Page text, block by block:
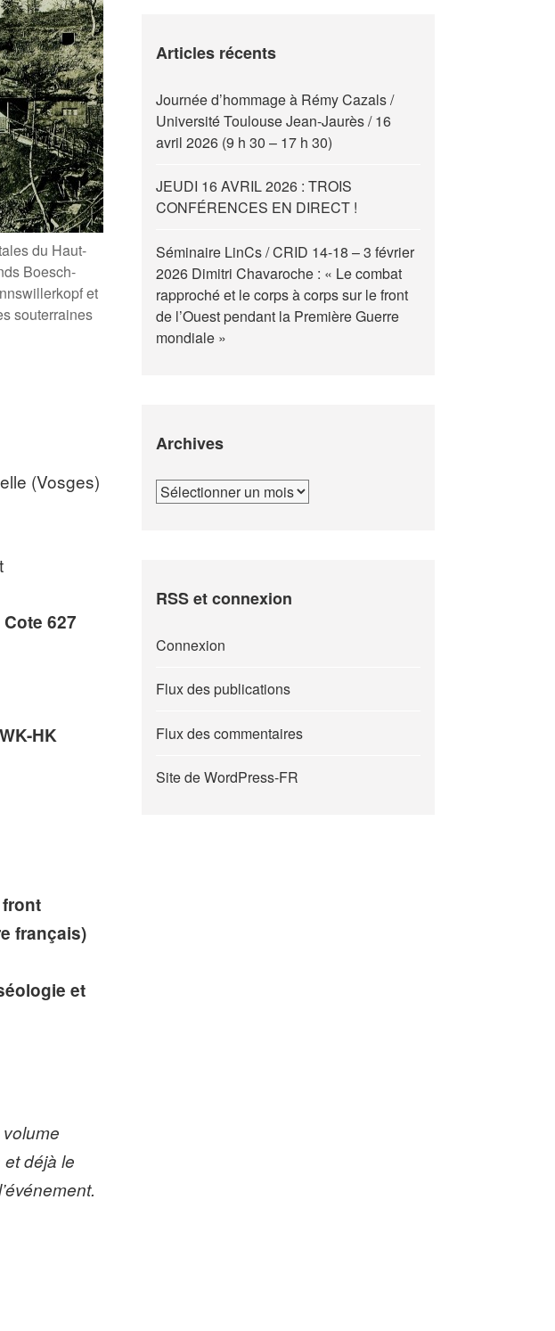
du Haut-
Boesch-
et
souterraines
(Vosges)
627
HK
français)
et
déjà le
Articles récents
Journée d’hommage à Rémy Cazals /
Université Toulouse Jean-Jaurès / 16
avril 2026 (9 h 30 – 17 h 30)
JEUDI 16 AVRIL 2026 : TROIS
CONFÉRENCES EN DIRECT !
Séminaire LinCs / CRID 14-18 – 3 février
2026 Dimitri Chavaroche : « Le combat
rapproché et le corps à corps sur le front
de l’Ouest pendant la Première Guerre
mondiale »
Archives
Archives
RSS et connexion
Connexion
Flux des publications
Flux des commentaires
Site de WordPress-FR